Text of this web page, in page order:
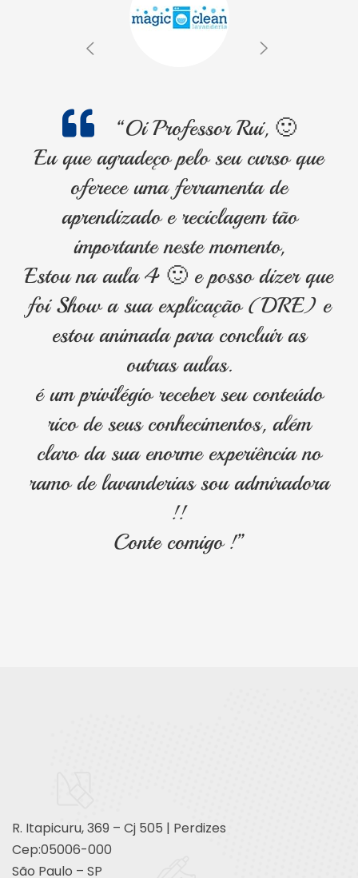
“Oi Professor Rui, 🙂
Eu que agradeço pelo seu curso que
oferece uma ferramenta de
aprendizado e reciclagem tão
importante neste momento,
Estou na aula 4 🙂 e posso dizer que
foi Show a sua explicação (DRE) e
estou animada para concluir as
outras aulas.
é um privilégio receber seu conteúdo
rico de seus conhecimentos, além
claro da sua enorme experiência no
ramo de lavanderias sou admiradora
!!
Conte comigo !”
R. Itapicuru, 369 – Cj 505 | Perdizes
Cep:05006-000
São Paulo – SP